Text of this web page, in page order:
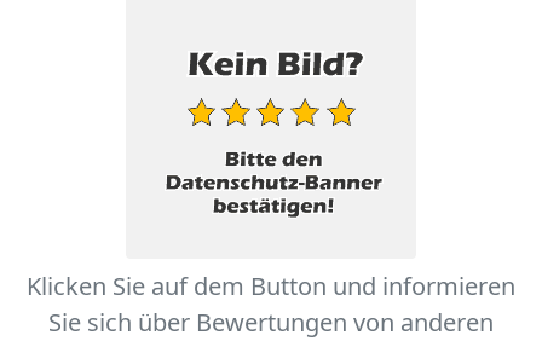
Klicken Sie auf dem Button und informieren
Sie sich über Bewertungen von anderen